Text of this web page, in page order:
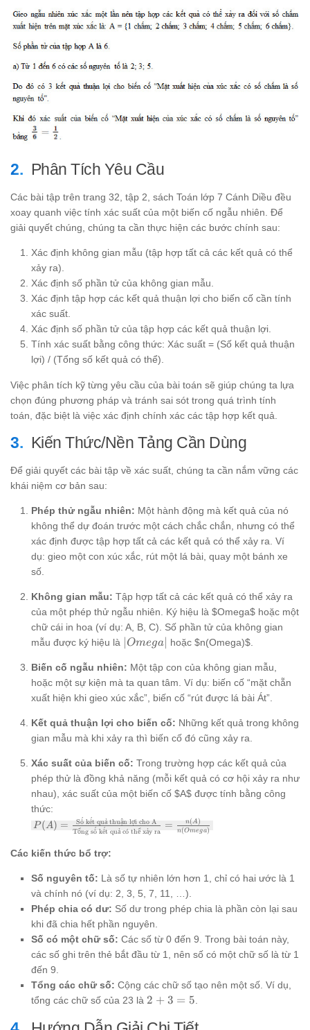
Phân Tích Yêu Cầu
Các bài tập trên trang 32, tập 2, sách Toán lớp 7 Cánh Diều đều
xoay quanh việc tính xác suất của một biến cố ngẫu nhiên. Để
giải quyết chúng, chúng ta cần thực hiện các bước chính sau:
Xác định không gian mẫu (tập hợp tất cả các kết quả có thể
xảy ra).
Xác định số phần tử của không gian mẫu.
Xác định tập hợp các kết quả thuận lợi cho biến cố cần tính
xác suất.
Xác định số phần tử của tập hợp các kết quả thuận lợi.
Tính xác suất bằng công thức: Xác suất = (Số kết quả thuận
lợi) / (Tổng số kết quả có thể).
Việc phân tích kỹ từng yêu cầu của bài toán sẽ giúp chúng ta lựa
chọn đúng phương pháp và tránh sai sót trong quá trình tính
toán, đặc biệt là việc xác định chính xác các tập hợp kết quả.
Kiến Thức/Nền Tảng Cần Dùng
Để giải quyết các bài tập về xác suất, chúng ta cần nắm vững các
khái niệm cơ bản sau:
Phép thử ngẫu nhiên: Một hành động mà kết quả của nó
không thể dự đoán trước một cách chắc chắn, nhưng có thể
xác định được tập hợp tất cả các kết quả có thể xảy ra. Ví
dụ: gieo một con xúc xắc, rút một lá bài, quay một bánh xe
số.
Không gian mẫu: Tập hợp tất cả các kết quả có thể xảy ra
của một phép thử ngẫu nhiên. Ký hiệu là $Omega$ hoặc một
chữ cái in hoa (ví dụ: A, B, C). Số phần tử của không gian
mẫu được ký hiệu là |Omega|
Omega hoặc $n(Omega)$.
Biến cố ngẫu nhiên: Một tập con của không gian mẫu,
hoặc một sự kiện mà ta quan tâm. Ví dụ: biến cố “mặt chẵn
xuất hiện khi gieo xúc xắc”, biến cố “rút được lá bài Át”.
Kết quả thuận lợi cho biến cố: Những kết quả trong không
gian mẫu mà khi xảy ra thì biến cố đó cũng xảy ra.
Xác suất của biến cố: Trong trường hợp các kết quả của
phép thử là đồng khả năng (mỗi kết quả có cơ hội xảy ra như
nhau), xác suất của một biến cố $A$ được tính bằng công
thức:
P(A) =
\frac{\text{Số
kết quả thuận
lợi cho A}}
số kết quả có
thể xảy ra}} =
\frac{n(A)}
{n(Omega)}
P (A) =
Tổng so
ˆ
ˊ ke
ˆ
ˊt quả co
ˊ thể xảy ra
So
ˆ
ˊ ke
ˆ
ˊt quả thuận lợi cho A = n(Omega)
n(A)
Các kiến thức bổ trợ:
Số nguyên tố: Là số tự nhiên lớn hơn 1, chỉ có hai ước là 1
và chính nó (ví dụ: 2, 3, 5, 7, 11, …).
Phép chia có dư: Số dư trong phép chia là phần còn lại sau
khi đã chia hết phần nguyên.
Số có một chữ số: Các số từ 0 đến 9. Trong bài toán này,
các số ghi trên thẻ bắt đầu từ 1, nên số có một chữ số là từ 1
đến 9.
Tổng các chữ số: Cộng các chữ số tạo nên một số. Ví dụ,
tổng các chữ số của 23 là 2
3
2 + 3 = 5